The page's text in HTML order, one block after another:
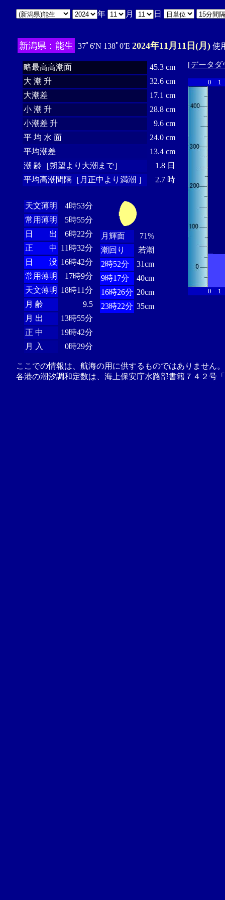
年 月 日
新潟県：能生 37ﾟ6'N 138ﾟ0'E 2024年11月11日(月)使
略最高高潮面
45.3 cm
大 潮 升
32.6 cm
大潮差
17.1 cm
小 潮 升
28.8 cm
小潮差 升
9.6 cm
平 均 水 面
24.0 cm
平均潮差
13.4 cm
潮 齢［朔望より大潮まで］
1.8 日
平均高潮間隔［月正中より満潮 ］
2.7 時
天文薄明
4時53分
常用薄明
5時55分
日 出
6時22分
正 中 11時32分
日 没 16時42分
常用薄明
17時9分
天文薄明 18時11分
月 齢
9.5
月 出
13時55分
正 中
19時42分
月 入
0時29分
月輝面
71%
潮回り
若潮
2時52分
31cm
9時17分
40cm
16時26分 20cm
23時22分 35cm
[データダ
0 1
0 1
ここでの情報は、航海の用に供するものではありません
各港の潮汐調和定数は、海上保安庁水路部書籍７４２号